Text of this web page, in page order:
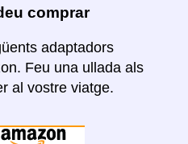
comprar
adaptadors
Feu una ullada als
al vostre viatge.